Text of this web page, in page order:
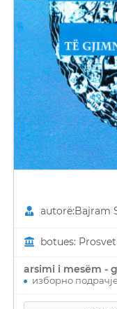
autorë:Bajram
botues:
arsimi i mesëm -
изборно